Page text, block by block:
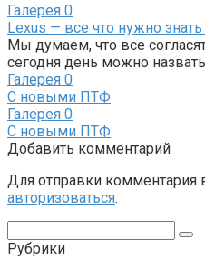
Галерея 0
Lexus — все что нужно
Мы думаем, что все
сегодня день можно назвать
Галерея 0
С новыми ПТФ
Галерея 0
С новыми ПТФ
Добавить комментарий
Для отправки комментария
авторизоваться.
Рубрики